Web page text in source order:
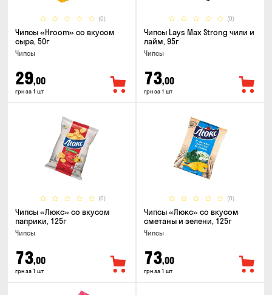
(0)
Чипсы «Hroom» со вкусом
сыра, 50г
Чипсы
29,00
грн за 1 шт
(0)
Чипсы Lays Max Strong чили и
лайм, 95г
Чипсы
73,00
грн за 1 шт
(0)
Чипсы «Люкс» со вкусом
паприки, 125г
Чипсы
73,00
грн за 1 шт
(0)
Чипсы «Люкс» со вкусом
сметаны и зелени, 125г
Чипсы
73,00
грн за 1 шт